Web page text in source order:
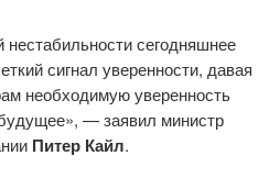
сегодняшнее
сигнал уверенности, давая
необходимую уверенность
— заявил министр
Питер Кайл.